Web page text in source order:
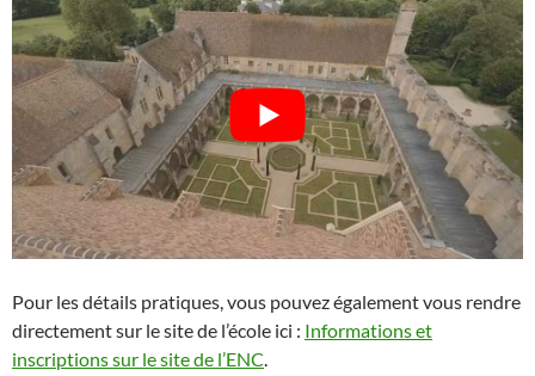
Pour les détails pratiques, vous pouvez également vous rendre
directement sur le site de l’école ici : Informations et
inscriptions sur le site de l’ENC.